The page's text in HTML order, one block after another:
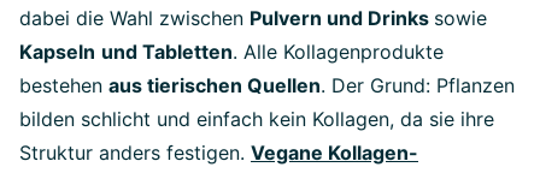
dabei die Wahl zwischen Pulvern und Drinks sowie
Kapseln und Tabletten. Alle Kollagenprodukte
bestehen aus tierischen Quellen. Der Grund: Pflanzen
bilden schlicht und einfach kein Kollagen, da sie ihre
Struktur anders festigen. Vegane Kollagen-